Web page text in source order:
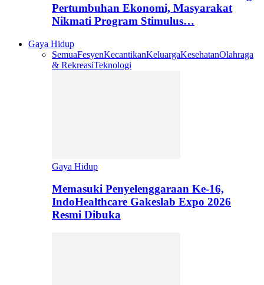
Pertumbuhan Ekonomi, Masyarakat
Nikmati Program Stimulus…
Gaya Hidup
SemuaFesyenKecantikanKeluargaKesehatanOlahraga
& RekreasiTeknologi
Gaya Hidup
Memasuki Penyelenggaraan Ke-16,
IndoHealthcare Gakeslab Expo 2026
Resmi Dibuka